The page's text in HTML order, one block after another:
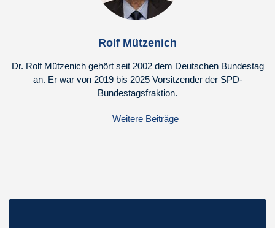
Rolf Mützenich
Dr. Rolf Mützenich gehört seit 2002 dem Deutschen Bundestag
an. Er war von 2019 bis 2025 Vorsitzender der SPD-
Bundestagsfraktion.
Weitere Beiträge